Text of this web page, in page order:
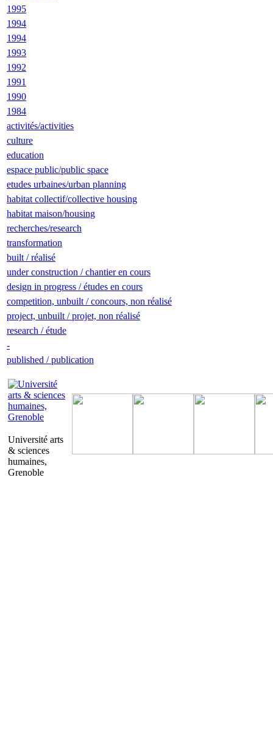
1995
1994
1994
1993
1992
1991
1990
1984
activités/activities
culture
education
espace public/public space
etudes urbaines/urban planning
habitat collectif/collective housing
habitat maison/housing
recherches/research
transformation
built / réalisé
under construction / chantier en cours
design in progress / études en cours
competition, unbuilt / concours, non réalisé
project, unbuilt / projet, non réalisé
research / étude
-
published / publication
Université arts
& sciences
humaines,
Grenoble